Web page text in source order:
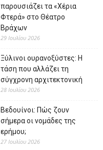
παρουσιάζει τα «Χέρια
Φτερά» στο Θέατρο
Βράχων
29 Ιουλίου 2026
Ξύλινοι ουρανοξύστες: Η
τάση που αλλάζει τη
σύγχρονη αρχιτεκτονική
28 Ιουλίου 2026
Βεδουίνοι: Πώς ζουν
σήμερα οι νομάδες της
ερήμου;
27 Ιουλίου 2026